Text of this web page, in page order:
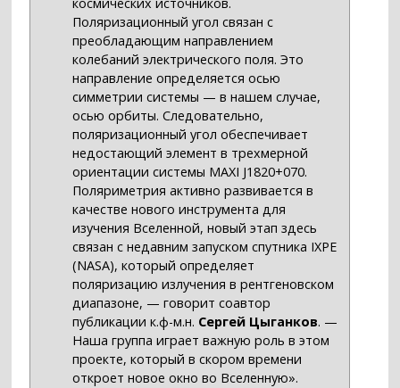
Поляризационный угол связан с
преобладающим направлением
колебаний электрического поля. Это
направление определяется осью
симметрии системы — в нашем случае,
осью орбиты. Следовательно,
поляризационный угол обеспечивает
недостающий элемент в трехмерной
ориентации системы MAXI J1820+070.
Поляриметрия активно развивается в
качестве нового инструмента для
изучения Вселенной, новый этап здесь
связан с недавним запуском спутника IXPE
(NASA), который определяет
поляризацию излучения в рентгеновском
диапазоне, — говорит соавтор
публикации к.ф-м.н. Сергей Цыганков. —
Наша группа играет важную роль в этом
проекте, который в скором времени
откроет новое окно во Вселенную».